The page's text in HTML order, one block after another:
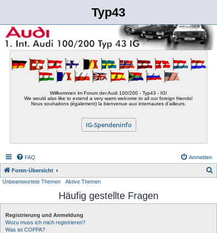
Typ43
Willkommen im Forum der Audi 100/200 - Typ43 - IG!
We would also like to extend a very warm welcome to all our foreign friends!
Nous souhaitons (également) la bienvenue aux internautes d'ailleurs.
IG-Spendeninfo
FAQ Anmelden
Foren-Übersicht
h
Unbeantwortete Themen Aktive Themen
Häufig gestellte Fragen
Registrierung und Anmeldung
Wozu muss ich mich registrieren?
Was ist COPPA?